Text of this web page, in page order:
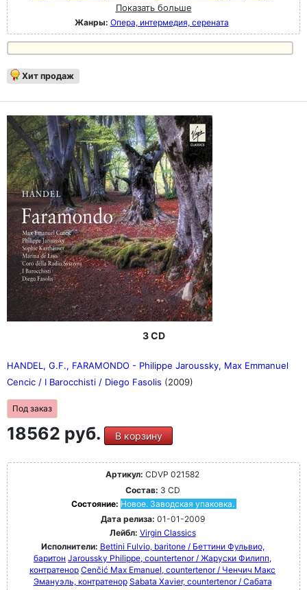
Показать больше
Жанры: Опера, интермедия, серената
Хит продаж
3 CD
HANDEL, G.F., FARAMONDO - Philippe Jaroussky, Max Emmanuel
Cencic / I Barocchisti / Diego Fasolis (2009)
Под заказ
18562 руб. В корзину
Артикул: CDVP 021582
Состав: 3 CD
Состояние: Новое. Заводская упаковка.
Дата релиза: 01-01-2009
Лейбл: Virgin Classics
Исполнители: Bettini Fulvio, baritone / Беттини Фульвио,
баритон Jaroussky Philippe, countertenor / Жаруски Филипп,
контратенор Cenčić Max Emanuel, countertenor / Ченчич Макс
Эмануэль, контратенор Sabata Xavier, countertenor / Сабата